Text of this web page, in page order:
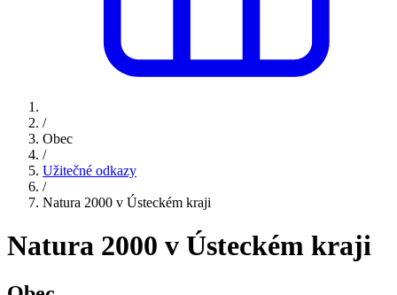
/
Obec
/
Užitečné odkazy
/
Natura 2000 v Ústeckém kraji
Natura 2000 v Ústeckém kraji